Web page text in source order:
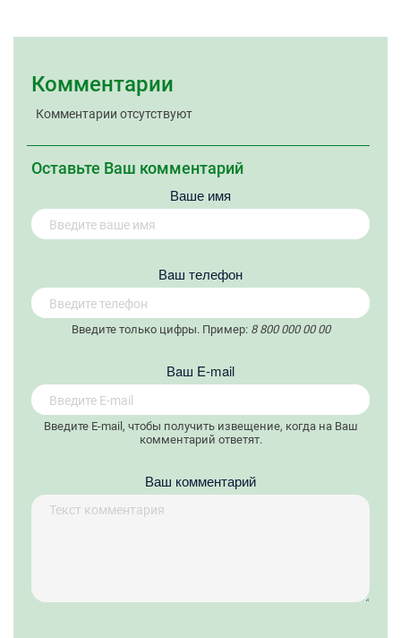
Комментарии
Комментарии отсутствуют
Оставьте Ваш комментарий
Ваше имя
Вaш телефон
Введите только цифры. Пример: 8 800 000 00 00
Вaш E-mail
Введите E-mail, чтобы получить извещение, когда на Ваш
комментарий ответят.
Ваш комментарий